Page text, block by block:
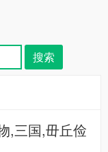
,三国,毌丘俭